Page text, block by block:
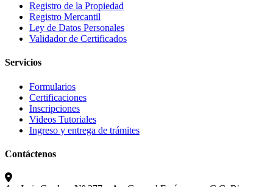
Registro de la Propiedad
Registro Mercantil
Ley de Datos Personales
Validador de Certificados
Servicios
Formularios
Certificaciones
Inscripciones
Videos Tutoriales
Ingreso y entrega de trámites
Contáctenos